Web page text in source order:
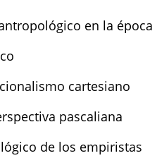
en la
cartesiano
pascaliana
de los empiristas